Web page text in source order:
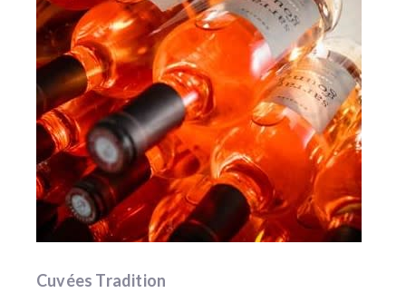
Cuvées Tradition